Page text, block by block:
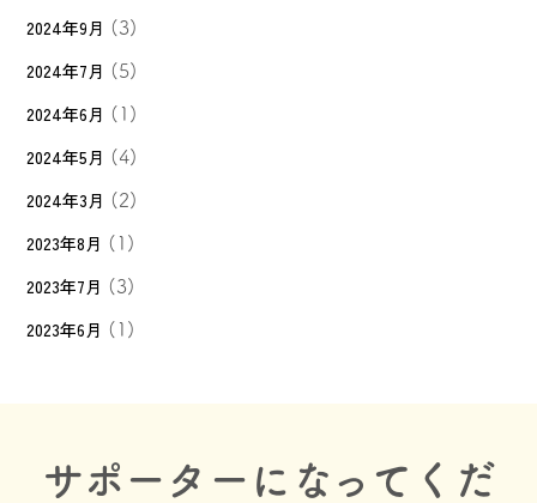
2024年9月 (3)
2024年7月 (5)
2024年6月 (1)
2024年5月 (4)
2024年3月 (2)
2023年8月 (1)
2023年7月 (3)
2023年6月 (1)
サポーターになってくだ